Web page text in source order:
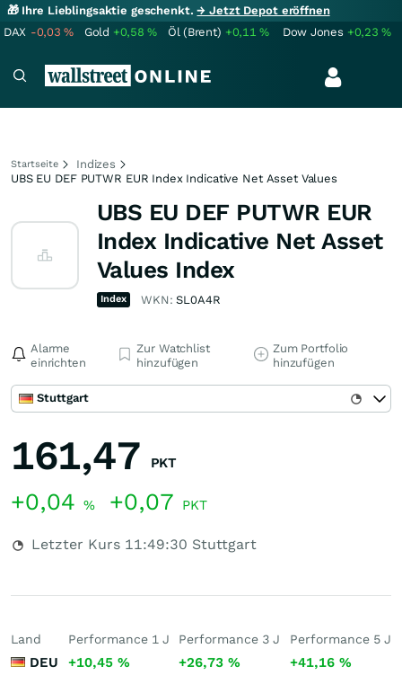
🎁 Ihre Lieblingsaktie geschenkt.→ Jetzt Depot eröffnen
DAX -0,03% Gold +0,58% Öl (Brent) +0,11% Dow Jones +0,23%
Startseite
Indizes
UBS EU DEF PUTWR EUR Index Indicative Net Asset Values
UBS EU DEF PUTWR EUR
Index Indicative Net Asset
Values Index
Index WKN:SL0A4R
Alarme
einrichten
Zur Watchlist
hinzufügen
Zum Portfolio
hinzufügen
Stuttgart
161,47 PKT
+0,04 % +0,07 PKT
Letzter Kurs 11:49:30 Stuttgart
Land
DEU
Performance 1 J
+10,45 %
Performance 3 J
+26,73%
Performance 5 J
+41,16 %